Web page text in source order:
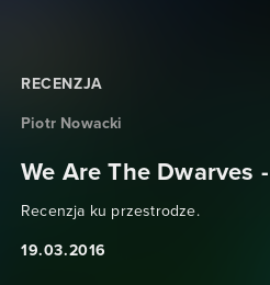
RECENZJA
Piotr Nowacki
We Are The Dwarves
Recenzja ku przestrodze.
19.03.2016